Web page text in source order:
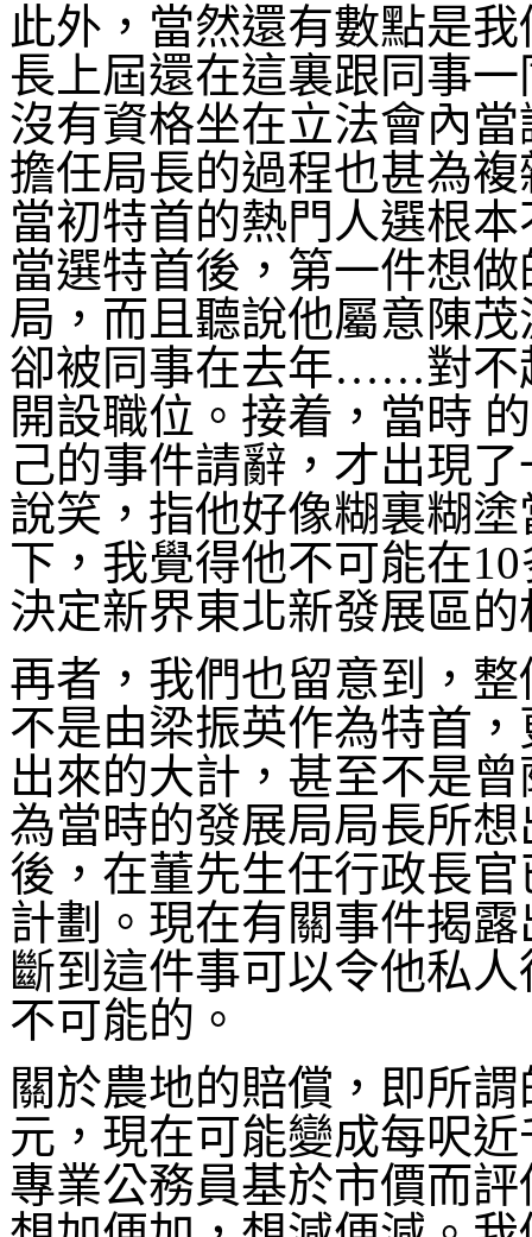
此外，當然還有數點是
長上屆還在這裏跟同事
沒有資格坐在立法會內
擔任局長的過程也甚為
當初特首的熱門人選根
當選特首後，第一件想
局，而且聽說他屬意陳
卻被同事在去年……對不
開設職位。接着，當時
己的事件請辭，才出現
說笑，指他好像糊裏糊
下，我覺得他不可能在
決定新界東北新發展區
再者，我們也留意到，
不是由梁振英作為特首
出來的大計，甚至不是
為當時的發展局局長所
後，在董先生任行政長
計劃。現在有關事件揭
斷到這件事可以令他私
不可能的。
關於農地的賠償，即所
元，現在可能變成每呎
專業公務員基於市價而